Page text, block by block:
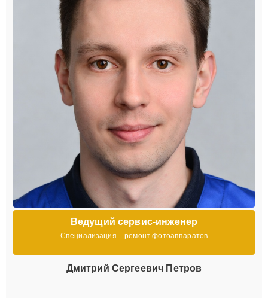
Ведущий сервис-инженер
Специализация – ремонт фотоаппаратов
Дмитрий Сергеевич Петров